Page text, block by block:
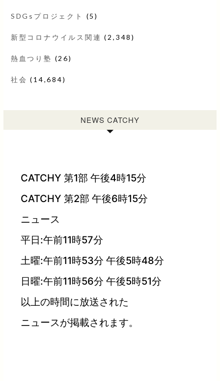
SDGsプロジェクト (5)
新型コロナウイルス関連 (2,348)
熱血つり塾 (26)
社会 (14,684)
NEWS CATCHY
CATCHY 第1部 午後4時15分
CATCHY 第2部 午後6時15分
ニュース
平日:午前11時57分
土曜:午前11時53分 午後5時48分
日曜:午前11時56分 午後5時51分
以上の時間に放送された
ニュースが掲載されます。